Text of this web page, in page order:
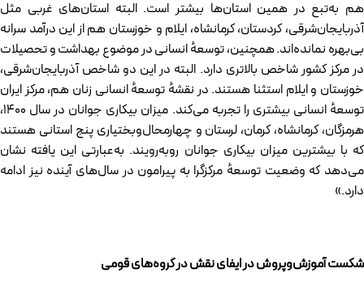
هم به‌تبع در همین استان‌ها بیشتر است. البته استان‌های غربی مثل
آذربایجان‌شرقی، کردستان، کرمانشاه، ایلام و خوزستان هم از این درآمد سرانه
بی‌بهره نمانده‌اند. همچنین، توسعهٔ انسانی در موضوع بهداشت و تحصیلات
در مرکز کشور شاخص بالاتری دارد. البته در این دو شاخص آذربایجان‌شرقی،
خوزستان و ایلام استثنا هستند. در نقشهٔ توسعهٔ انسانی زنان هم، مرکز ایران
توسعهٔ انسانی بیشتری را تجربه می‌کند. میزان بیکاری جوانان در سال ۱۴۰۰،
هرمزگان، کرمانشاه، کرمان، لرستان و چهارمحال‌وبختیاری پنج استانی هستند
که با بیشترین میزان بیکاری جوانان روبه‌رویند. به‌عبارتی این یافته نشان
می‌دهد که وضعیت توسعهٔ مرکزگرا به پیرامون در سال‌های آینده نیز ادامه
دارد.»
شکست آموزش‌وپروش در ایفای نقش در گروه‌های قومی